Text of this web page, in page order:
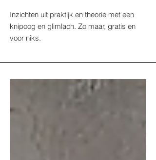
Inzichten uit praktijk en theorie met een
knipoog en glimlach. Zo maar, gratis en
voor niks.